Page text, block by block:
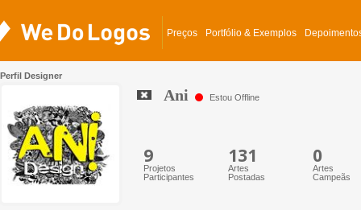
Preços Portfólio & Exemplos
Ani Estou Offline
Perfil Designer
9
Projetos
Participantes
131
Artes
Postadas
0
Artes
Campeãs